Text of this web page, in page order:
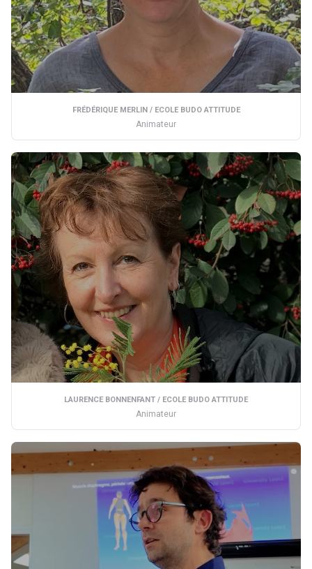
FRÉDÉRIQUE MERLIN / ECOLE BUDO ATTITUDE
Animateur
LAURENCE BONNENFANT / ECOLE BUDO ATTITUDE
Animateur